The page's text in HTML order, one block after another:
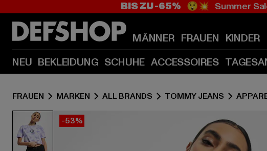
BIS ZU -65% 😲💥 Summer
MÄNNER FRAUEN KINDER
NEU BEKLEIDUNG SCHUHE ACCESSOIRES
FRAUEN MARKEN ALL BRANDS TOMMY JEANS
-53%